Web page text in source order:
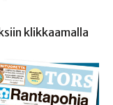
klikkaamalla